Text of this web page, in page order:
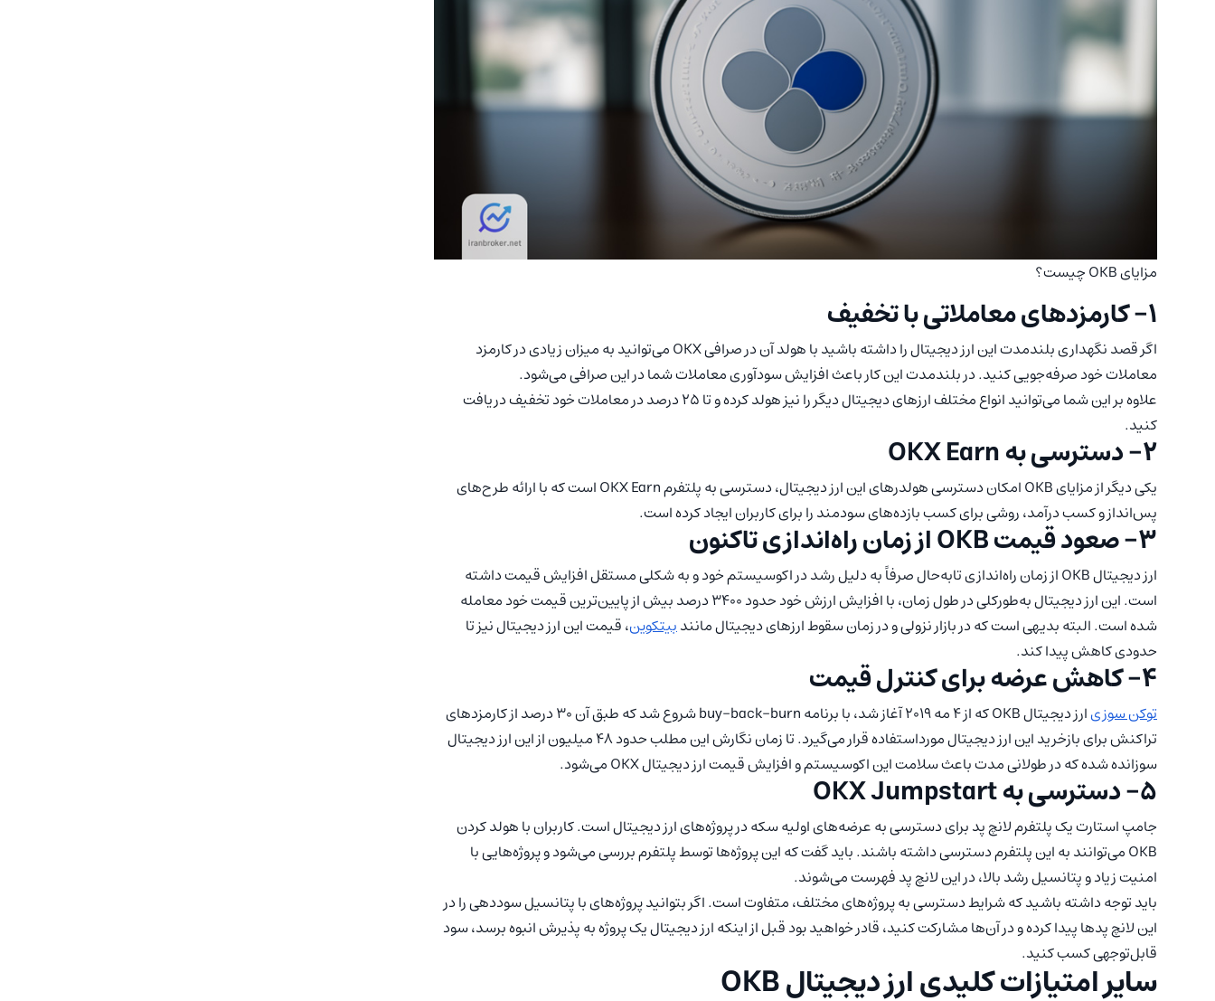
مزایای OKB چیست؟
1- کارمزدهای معاملاتی با تخفیف
اگر قصد نگهداری بلندمدت این ارز دیجیتال را داشته باشید با هولد آن در صرافی OKX می‌توانید به میزان زیادی در کارمزد
معاملات خود صرفه‌جویی کنید. در بلندمدت این کار باعث افزایش سودآوری معاملات شما در این صرافی می‌شود.
علاوه بر این شما می‌توانید انواع مختلف ارزهای دیجیتال دیگر را نیز هولد کرده و تا 25 درصد در معاملات خود تخفیف دریافت
کنید.
2- دسترسی به OKX Earn
یکی دیگر از مزایای OKB امکان دسترسی هولدرهای این ارز دیجیتال، دسترسی به پلتفرم OKX Earn است که با ارائه طرح‌های
پس‌انداز و کسب درآمد، روشی برای کسب بازده‌های سودمند را برای کاربران ایجاد کرده است.
3- صعود قیمت OKB از زمان راه‌اندازی تاکنون
ارز دیجیتال OKB از زمان راه‌اندازی تابه‌حال صرفاً به دلیل رشد در اکوسیستم خود و به شکلی مستقل افزایش قیمت داشته
است. این ارز دیجیتال به‌طورکلی در طول زمان، با افزایش ارزش خود حدود 3400 درصد بیش از پایین‌ترین قیمت خود معامله
شده است. البته بدیهی است که در بازار نزولی و در زمان سقوط ارزهای دیجیتال مانندبیتکوین، قیمت این ارز دیجیتال نیز تا
حدودی کاهش پیدا کند.
4- کاهش عرضه برای کنترل قیمت
توکن سوزی
ارز دیجیتال OKB که از 4 مه 2019 آغاز شد، با برنامه buy-back-burn شروع شد که طبق آن 30 درصد از کارمزدهای
تراکنش برای بازخرید این ارز دیجیتال مورداستفاده قرار می‌گیرد. تا زمان نگارش این مطلب حدود 48 میلیون از این ارز دیجیتال
سوزانده شده که در طولانی مدت باعث سلامت این اکوسیستم و افزایش قیمت ارز دیجیتال OKX می‌شود.
5- دسترسی به OKX Jumpstart
جامپ استارت یک پلتفرم لانچ پد برای دسترسی به عرضه‌های اولیه سکه در پروژه‌های ارز دیجیتال است. کاربران با هولد کردن
OKB می‌توانند به این پلتفرم دسترسی داشته باشند. باید گفت که این پروژه‌ها توسط پلتفرم بررسی می‌شود و پروژه‌هایی با
امنیت زیاد و پتانسیل رشد بالا، در این لانچ پد فهرست می‌شوند.
باید توجه داشته باشید که شرایط دسترسی به پروژه‌های مختلف، متفاوت است. اگر بتوانید پروژه‌های با پتانسیل سوددهی را در
این لانچ پدها پیدا کرده و در آن‌ها مشارکت کنید، قادر خواهید بود قبل از اینکه ارز دیجیتال یک پروژه به پذیرش انبوه برسد، سود
قابل‌توجهی کسب کنید.
سایر امتیازات کلیدی ارز دیجیتال OKB